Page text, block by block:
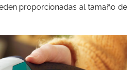
proporcionadas al tamaño de